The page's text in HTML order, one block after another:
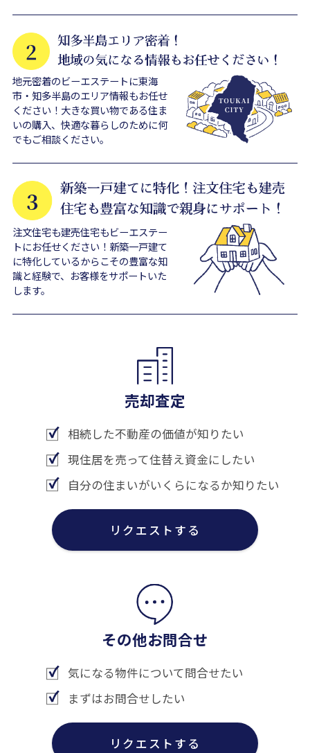
地元密着のビーエステートに東海
市・知多半島のエリア情報もお任せ
ください！大きな買い物である住ま
いの購入、快適な暮らしのために何
でもご相談ください。
注文住宅も建売住宅もビーエステー
トにお任せください！新築一戸建て
に特化しているからこその豊富な知
識と経験で、お客様をサポートいた
します。
売却査定
相続した不動産の価値が知りたい
現住居を売って住替え資金にしたい
自分の住まいがいくらになるか知りたい
リクエストする
その他お問合せ
気になる物件について問合せたい
まずはお問合せしたい
リクエストする